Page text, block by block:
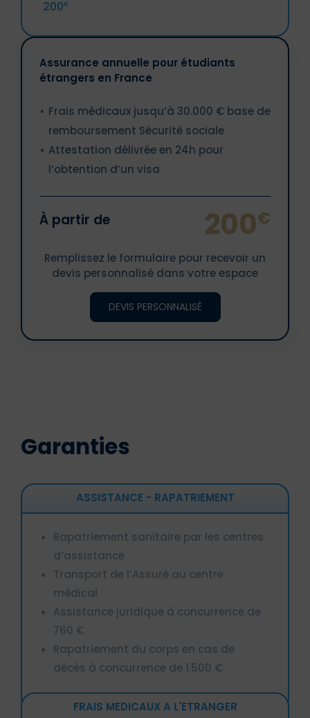
Islande, Liechtenstein, Norvège,
Suisse.
200€
Assurance annuelle pour étudiants
étrangers en France
Frais médicaux jusqu’à 30.000 € base de
remboursement Sécurité sociale
Attestation délivrée en 24h pour
l’obtention d’un visa
À partir de 200€
Remplissez le formulaire pour recevoir un
devis personnalisé dans votre espace
DEVIS PERSONNALISÉ
Garanties
ASSISTANCE - RAPATRIEMENT
Rapatriement sanitaire par les centres
d’assistance
Transport de l’Assuré au centre
médical
Assistance juridique à concurrence de
760 €
Rapatriement du corps en cas de
décès à concurrence de 1.500 €
FRAIS MEDICAUX A L'ETRANGER